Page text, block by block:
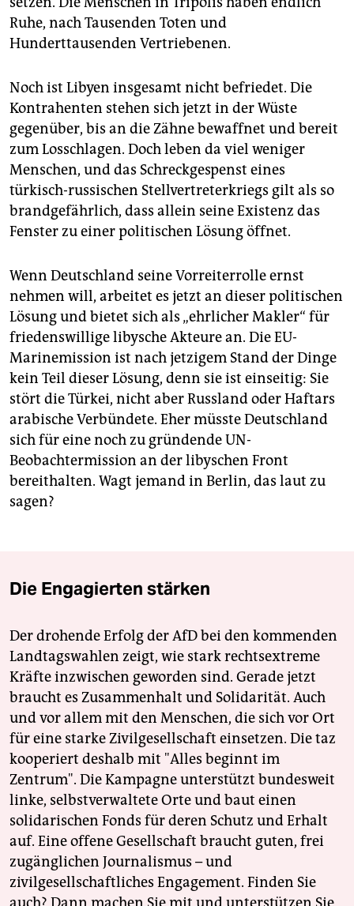
Ruhe, nach Tausenden Toten und
Hunderttausenden Vertriebenen.
Noch ist Libyen insgesamt nicht befriedet. Die
Kontrahenten stehen sich jetzt in der Wüste
gegenüber, bis an die Zähne bewaffnet und bereit
zum Losschlagen. Doch leben da viel weniger
Menschen, und das Schreckgespenst eines
türkisch-russischen Stellvertreterkriegs gilt als so
brandgefährlich, dass allein seine Existenz das
Fenster zu einer politischen Lösung öffnet.
Wenn Deutschland seine Vorreiterrolle ernst
nehmen will, arbeitet es jetzt an dieser politischen
Lösung und bietet sich als „ehrlicher Makler“ für
friedenswillige libysche Akteure an. Die EU-
Marinemission ist nach jetzigem Stand der Dinge
kein Teil dieser Lösung, denn sie ist einseitig: Sie
stört die Türkei, nicht aber Russland oder Haftars
arabische Verbündete. Eher müsste Deutschland
sich für eine noch zu gründende UN-
Beobachtermission an der libyschen Front
bereithalten. Wagt jemand in Berlin, das laut zu
sagen?
Die Engagierten stärken
Der drohende Erfolg der AfD bei den kommenden
Landtagswahlen zeigt, wie stark rechtsextreme
Kräfte inzwischen geworden sind. Gerade jetzt
braucht es Zusammenhalt und Solidarität. Auch
und vor allem mit den Menschen, die sich vor Ort
für eine starke Zivilgesellschaft einsetzen. Die taz
kooperiert deshalb mit "Alles beginnt im
Zentrum". Die Kampagne unterstützt bundesweit
linke, selbstverwaltete Orte und baut einen
solidarischen Fonds für deren Schutz und Erhalt
auf. Eine offene Gesellschaft braucht guten, frei
zugänglichen Journalismus – und
zivilgesellschaftliches Engagement. Finden Sie
auch? Dann machen Sie mit und unterstützen Sie